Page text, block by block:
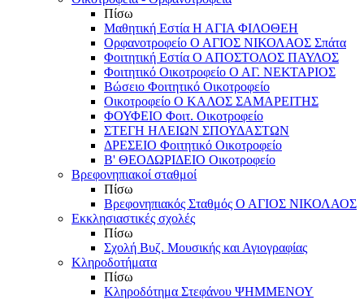
Πίσω
Μαθητική Εστία Η ΑΓΙΑ ΦΙΛΟΘΕΗ
Ορφανοτροφείο Ο ΑΓΙΟΣ ΝΙΚΟΛΑΟΣ Σπάτα
Φοιτητική Εστία Ο ΑΠΟΣΤΟΛΟΣ ΠΑΥΛΟΣ
Φοιτητικό Οικοτροφείο Ο ΑΓ. ΝΕΚΤΑΡΙΟΣ
Βώσειο Φοιτητικό Οικοτροφείο
Οικοτροφείο Ο ΚΑΛΟΣ ΣΑΜΑΡΕΙΤΗΣ
ΦΟΥΦΕΙΟ Φοιτ. Οικοτροφείο
ΣΤΕΓΗ ΗΛΕΙΩΝ ΣΠΟΥΔΑΣΤΩΝ
ΔΡΕΣΕΙΟ Φοιτητικό Οικοτροφείο
Β' ΘΕΟΔΩΡΙΔΕΙΟ Οικοτροφείο
Βρεφονηπιακοί σταθμοί
Πίσω
Βρεφονηπιακός Σταθμός Ο ΑΓΙΟΣ ΝΙΚΟΛΑΟΣ
Εκκλησιαστικές σχολές
Πίσω
Σχολή Βυζ. Μουσικής και Αγιογραφίας
Κληροδοτήματα
Πίσω
Κληροδότημα Στεφάνου ΨΗΜΜΕΝΟΥ